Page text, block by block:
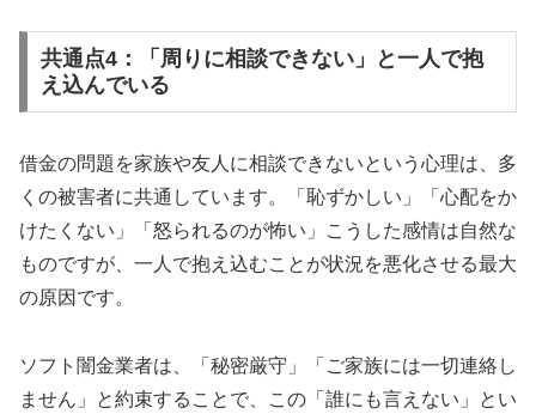
共通点4：「周りに相談できない」と一人で抱
え込んでいる
借金の問題を家族や友人に相談できないという心理は、多
くの被害者に共通しています。「恥ずかしい」「心配をか
けたくない」「怒られるのが怖い」こうした感情は自然な
ものですが、一人で抱え込むことが状況を悪化させる最大
の原因です。
ソフト闇金業者は、「秘密厳守」「ご家族には一切連絡し
ません」と約束することで、この「誰にも言えない」とい